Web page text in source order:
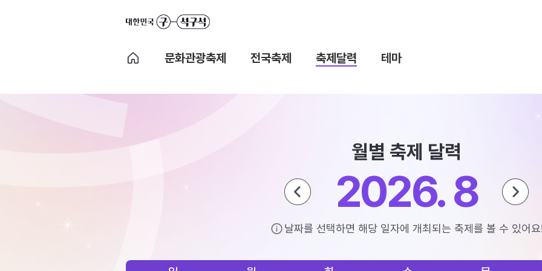
문화관광축제 전국축제 축제달력 테마
월별 축제 달력
2026. 8
날짜를 선택하면 해당 일자에 개최되는 축제를 볼 수 있어